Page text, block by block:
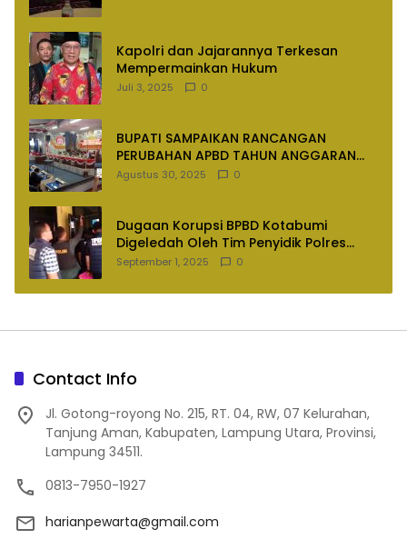
Kapolri dan Jajarannya Terkesan
Mempermainkan Hukum
Juli 3, 2025 0
BUPATI SAMPAIKAN RANCANGAN
PERUBAHAN APBD TAHUN ANGGARAN
2025
Agustus 30, 2025 0
Dugaan Korupsi BPBD Kotabumi
Digeledah Oleh Tim Penyidik Polres
Lampung Utara
September 1, 2025 0
Contact Info
Jl. Gotong-royong No. 215, RT. 04, RW, 07 Kelurahan,
Tanjung Aman, Kabupaten, Lampung Utara, Provinsi,
Lampung 34511.
0813-7950-1927
harianpewarta@gmail.com